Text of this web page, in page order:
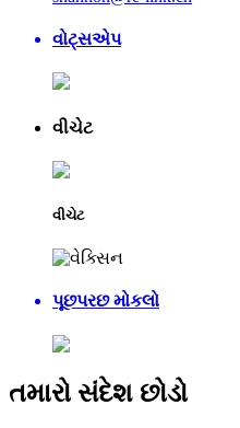
વોટ્સએપ
વીચેટ
વીચેટ
પૂછપરછ મોકલો
તમારો સંદેશ છોડો